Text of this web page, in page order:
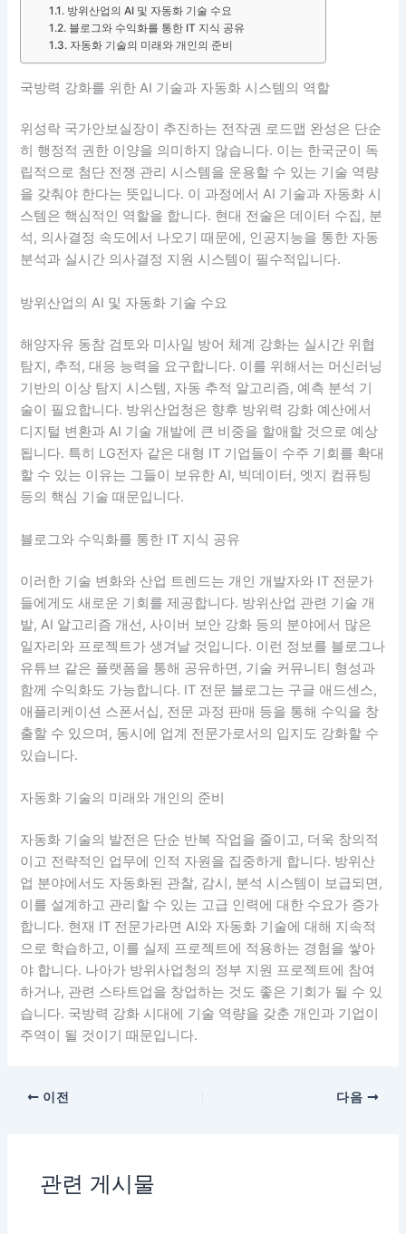
방위산업의 AI 및 자동화 기술 수요
블로그와 수익화를 통한 IT 지식 공유
자동화 기술의 미래와 개인의 준비
국방력 강화를 위한 AI 기술과 자동화 시스템의 역할
위성락 국가안보실장이 추진하는 전작권 로드맵 완성은 단순
히 행정적 권한 이양을 의미하지 않습니다. 이는 한국군이 독
립적으로 첨단 전쟁 관리 시스템을 운용할 수 있는 기술 역량
을 갖춰야 한다는 뜻입니다. 이 과정에서 AI 기술과 자동화 시
스템은 핵심적인 역할을 합니다. 현대 전술은 데이터 수집, 분
석, 의사결정 속도에서 나오기 때문에, 인공지능을 통한 자동
분석과 실시간 의사결정 지원 시스템이 필수적입니다.
방위산업의 AI 및 자동화 기술 수요
해양자유 동참 검토와 미사일 방어 체계 강화는 실시간 위협
탐지, 추적, 대응 능력을 요구합니다. 이를 위해서는 머신러닝
기반의 이상 탐지 시스템, 자동 추적 알고리즘, 예측 분석 기
술이 필요합니다. 방위산업청은 향후 방위력 강화 예산에서
디지털 변환과 AI 기술 개발에 큰 비중을 할애할 것으로 예상
됩니다. 특히 LG전자 같은 대형 IT 기업들이 수주 기회를 확대
할 수 있는 이유는 그들이 보유한 AI, 빅데이터, 엣지 컴퓨팅
등의 핵심 기술 때문입니다.
블로그와 수익화를 통한 IT 지식 공유
이러한 기술 변화와 산업 트렌드는 개인 개발자와 IT 전문가
들에게도 새로운 기회를 제공합니다. 방위산업 관련 기술 개
발, AI 알고리즘 개선, 사이버 보안 강화 등의 분야에서 많은
일자리와 프로젝트가 생겨날 것입니다. 이런 정보를 블로그나
유튜브 같은 플랫폼을 통해 공유하면, 기술 커뮤니티 형성과
함께 수익화도 가능합니다. IT 전문 블로그는 구글 애드센스,
애플리케이션 스폰서십, 전문 과정 판매 등을 통해 수익을 창
출할 수 있으며, 동시에 업계 전문가로서의 입지도 강화할 수
있습니다.
자동화 기술의 미래와 개인의 준비
자동화 기술의 발전은 단순 반복 작업을 줄이고, 더욱 창의적
이고 전략적인 업무에 인적 자원을 집중하게 합니다. 방위산
업 분야에서도 자동화된 관찰, 감시, 분석 시스템이 보급되면,
이를 설계하고 관리할 수 있는 고급 인력에 대한 수요가 증가
합니다. 현재 IT 전문가라면 AI와 자동화 기술에 대해 지속적
으로 학습하고, 이를 실제 프로젝트에 적용하는 경험을 쌓아
야 합니다. 나아가 방위사업청의 정부 지원 프로젝트에 참여
하거나, 관련 스타트업을 창업하는 것도 좋은 기회가 될 수 있
습니다. 국방력 강화 시대에 기술 역량을 갖춘 개인과 기업이
주역이 될 것이기 때문입니다.
이전 다음
관련 게시물